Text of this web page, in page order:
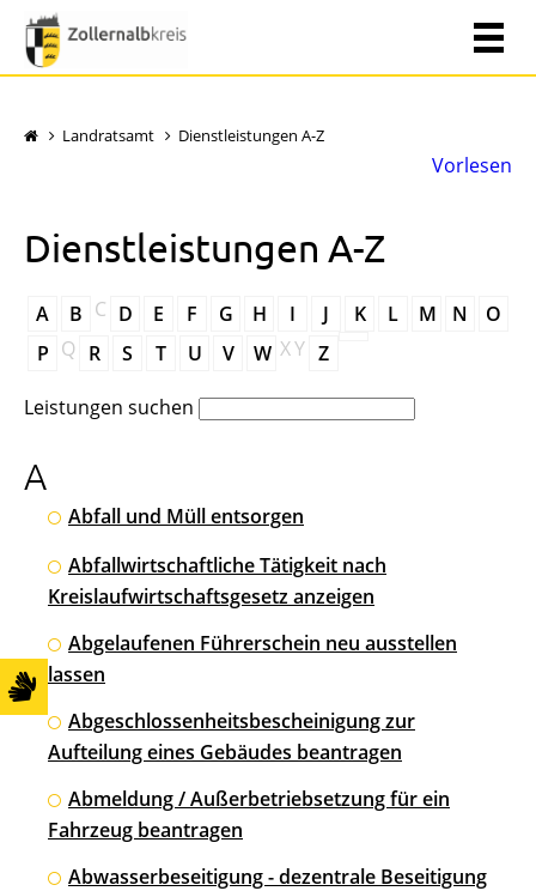
Landratsamt Dienstleistungen A-Z
Vorlesen
Dienstleistungen A-Z
A B C D E F G H I J K L M N
O
P Q R S T U V W XY Z
Leistungen suchen
A
Abfall und Müll entsorgen
Abfallwirtschaftliche Tätigkeit nach
Kreislaufwirtschaftsgesetz anzeigen
Abgelaufenen Führerschein neu ausstellen
lassen
Abgeschlossenheitsbescheinigung zur
Aufteilung eines Gebäudes beantragen
Abmeldung / Außerbetriebsetzung für ein
Fahrzeug beantragen
Abwasserbeseitigung - dezentrale Beseitigung